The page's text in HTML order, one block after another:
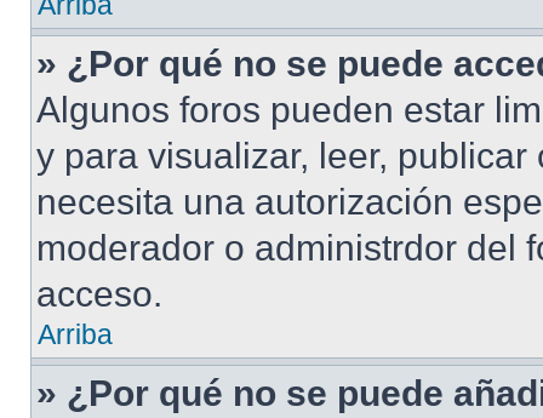
» ¿Por qué no se puede
Algunos foros pueden estar
y para visualizar, leer,
necesita una autorización
moderador o administrdor del
acceso.
Arriba
» ¿Por qué no se puede